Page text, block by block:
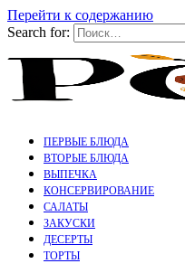
Перейти к содержанию
Search for:
ПЕРВЫЕ БЛЮДА
ВТОРЫЕ БЛЮДА
ВЫПЕЧКА
КОНСЕРВИРОВАНИЕ
САЛАТЫ
ЗАКУСКИ
ДЕСЕРТЫ
ТОРТЫ